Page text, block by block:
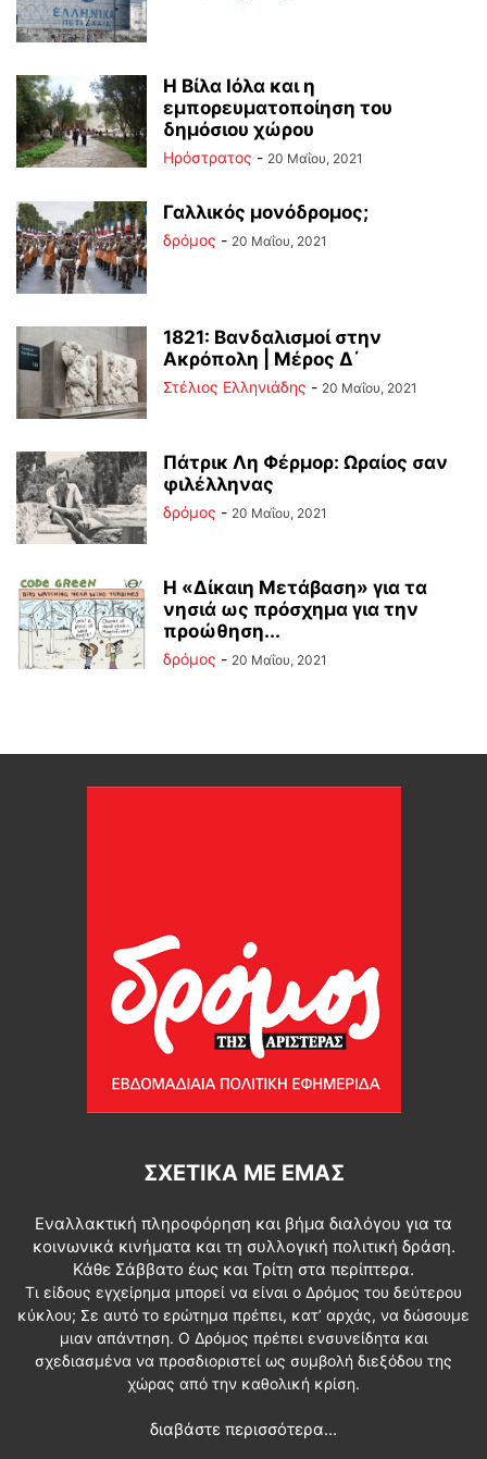
Η Βίλα Ιόλα και η
εμπορευματοποίηση του
δημόσιου χώρου
Ηρόστρατος - 20 Μαΐου, 2021
Γαλλικός μονόδρομος;
δρόμος - 20 Μαΐου, 2021
1821: Βανδαλισμοί στην
Ακρόπολη | Μέρος Δ΄
Στέλιος Ελληνιάδης - 20 Μαΐου, 2021
Πάτρικ Λη Φέρμορ: Ωραίος σαν
φιλέλληνας
δρόμος - 20 Μαΐου, 2021
Η «Δίκαιη Μετάβαση» για τα
νησιά ως πρόσχημα για την
προώθηση...
δρόμος - 20 Μαΐου, 2021
ΣΧΕΤΙΚΆ ΜΕ ΕΜΆΣ
Εναλλακτική πληροφόρηση και βήμα διαλόγου για τα
κοινωνικά κινήματα και τη συλλογική πολιτική δράση.
Κάθε Σάββατο έως και Τρίτη στα περίπτερα.
Τι είδους εγχείρημα μπορεί να είναι ο Δρόμος του δεύτερου
κύκλου; Σε αυτό το ερώτημα πρέπει, κατ’ αρχάς, να δώσουμε
μιαν απάντηση. Ο Δρόμος πρέπει ενσυνείδητα και
σχεδιασμένα να προσδιοριστεί ως συμβολή διεξόδου της
χώρας από την καθολική κρίση.
διαβάστε περισσότερα...